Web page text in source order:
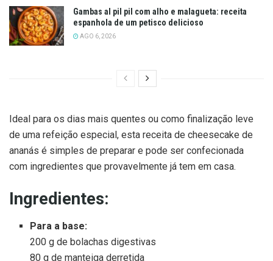
Gambas al pil pil com alho e malagueta: receita
espanhola de um petisco delicioso
AGO 6, 2026
Ideal para os dias mais quentes ou como finalização leve
de uma refeição especial, esta receita de cheesecake de
ananás é simples de preparar e pode ser confecionada
com ingredientes que provavelmente já tem em casa.
Ingredientes:
Para a base:
200 g de bolachas digestivas
80 g de manteiga derretida